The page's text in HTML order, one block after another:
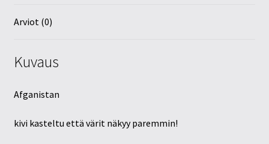
Arviot (0)
Kuvaus
Afganistan
kivi kasteltu että värit näkyy paremmin!